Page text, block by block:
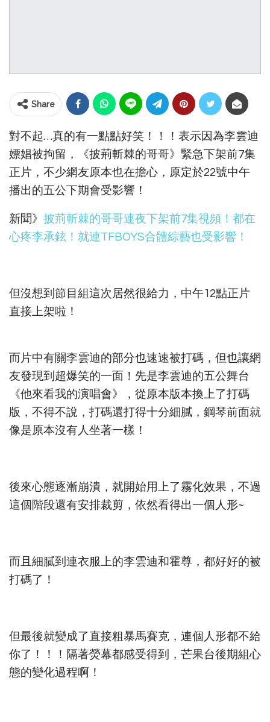
Share
對不起…真的有一點點好笑！！！表示因為李雲迪
嫖娼被拘留，《披荊斬棘的哥哥》緊急下架前7集
正片，不少網友原本也在擔心，原定於22號中午
播出的五公下期會受影響！
新聞》 披荊斬棘的哥哥連夜下架前7集視頻！都在
心疼李承鉉！就連TFBOYS合體綜藝也受影響！
但沒想到節目組這次居然很給力，中午12點正片
直接上架啦！
而片中有關李雲迪的部分也速速被打碼，但也讓網
友發現到超爆笑的一面！先是李雲迪的五公舞台
《他來看我的演唱會》，從原本版本換上了打碼
版，不得不說，打碼還打得十分細膩，鋼琴前面就
像是原本沒有人坐著一樣！
後來心態逐漸崩潰，就開始用上了霧化效果，不過
這個階段還有安排裁剪，依然看得出一個人形~
而且細膩到連衣服上的李雲迪和霍尊，都好好的被
打碼了！
但最後就變成了直接粗暴馬賽克，連個人形都不給
你了！！！隔著熒幕都感受得到，芒果台後期組心
態的變化過程啊！